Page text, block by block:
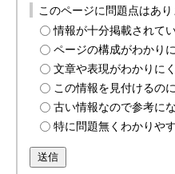
このページに問題点はあり
情報が十分掲載されて
ページの構成がわかり
文章や表現がわかりに
この情報を見付けるの
古い情報なので参考に
特に問題無くわかりや
送信